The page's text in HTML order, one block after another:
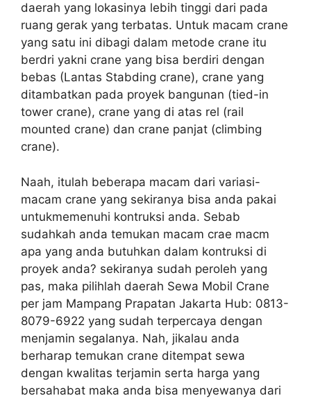
daerah yang lokasinya lebih tinggi dari pada
ruang gerak yang terbatas. Untuk macam crane
yang satu ini dibagi dalam metode crane itu
berdri yakni crane yang bisa berdiri dengan
bebas (Lantas Stabding crane), crane yang
ditambatkan pada proyek bangunan (tied-in
tower crane), crane yang di atas rel (rail
mounted crane) dan crane panjat (climbing
crane).
Naah, itulah beberapa macam dari variasi-
macam crane yang sekiranya bisa anda pakai
untukmemenuhi kontruksi anda. Sebab
sudahkah anda temukan macam crae macm
apa yang anda butuhkan dalam kontruksi di
proyek anda? sekiranya sudah peroleh yang
pas, maka pilihlah daerah Sewa Mobil Crane
per jam Mampang Prapatan Jakarta Hub: 0813-
8079-6922 yang sudah terpercaya dengan
menjamin segalanya. Nah, jikalau anda
berharap temukan crane ditempat sewa
dengan kwalitas terjamin serta harga yang
bersahabat maka anda bisa menyewanya dari